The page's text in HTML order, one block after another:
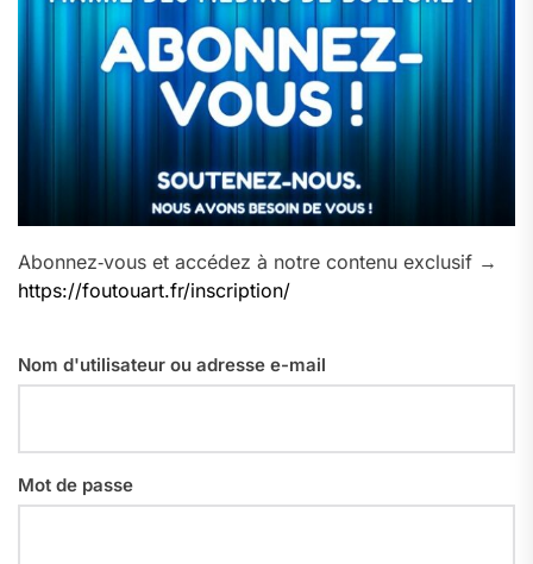
Abonnez‑vous et accédez à notre contenu exclusif →
https://foutouart.fr/inscription/
Nom d'utilisateur ou adresse e-mail
Mot de passe